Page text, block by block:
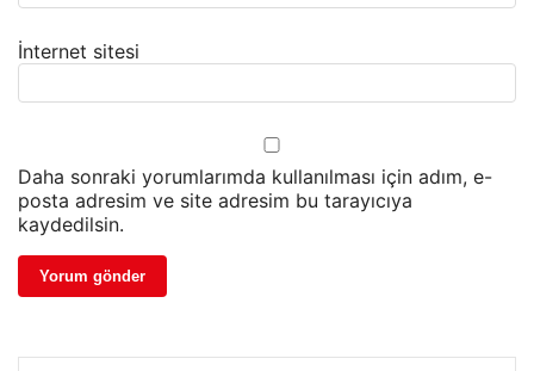
İnternet sitesi
Daha sonraki yorumlarımda kullanılması için adım, e-
posta adresim ve site adresim bu tarayıcıya
kaydedilsin.